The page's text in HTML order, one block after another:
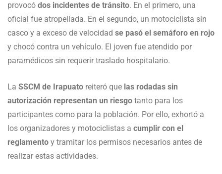
provocó dos incidentes de tránsito. En el primero, una
oficial fue atropellada. En el segundo, un motociclista sin
casco y a exceso de velocidad se pasó el semáforo en rojo
y chocó contra un vehículo. El joven fue atendido por
paramédicos sin requerir traslado hospitalario.
La SSCM de Irapuato reiteró que las rodadas sin
autorización representan un riesgo tanto para los
participantes como para la población. Por ello, exhortó a
los organizadores y motociclistas a cumplir con el
reglamento y tramitar los permisos necesarios antes de
realizar estas actividades.